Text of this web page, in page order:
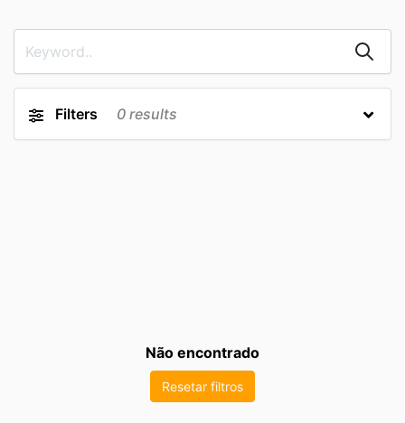
Filters 0 results
Não encontrado
Resetar filtros